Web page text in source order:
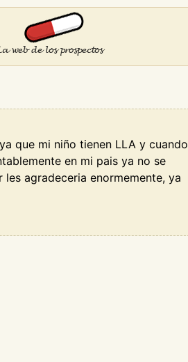
que mi niño tienen LLA y cuando
en mi pais ya no se
agradeceria enormemente, ya